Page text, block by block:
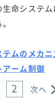
命システ
テムのメカ
アーム制御
2 次へ